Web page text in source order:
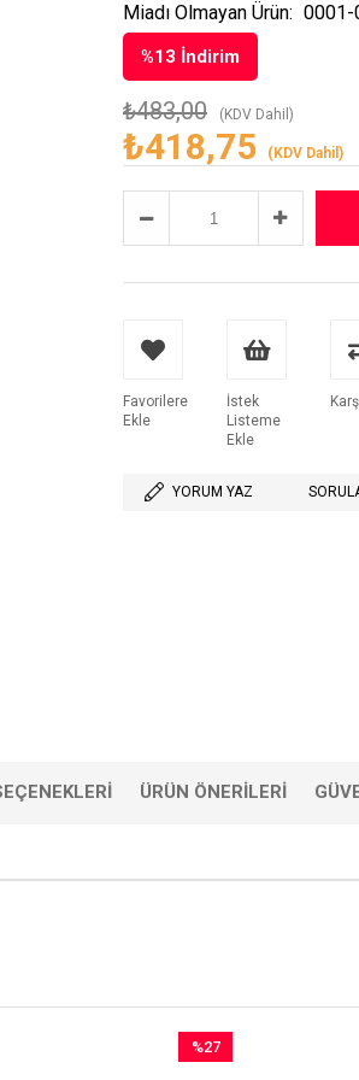
%13 İndirim
₺483,00 (KDV Dahil)
₺418,75 (KDV Dahil)
Miadı Olmayan Ürün: 0001-
Favorilere
Ekle
İstek
Listeme
Ekle
YORUM YAZ
ÜRÜN ÖNERILERI
%27